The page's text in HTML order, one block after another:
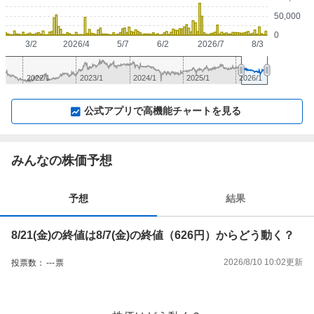
0
50,000
2026/4 2026/7
3/2 5/7 6/2 8/3
2023/1 2025/1
2022/1 2024/1 2026/1
公式アプリで高機能チャートを見る
みんなの株価予想
予想 結果
8/21(金)の終値は8/7(金)の終値（626円）からどう動く？
投票数： ---票 2026/8/10 10:02更新